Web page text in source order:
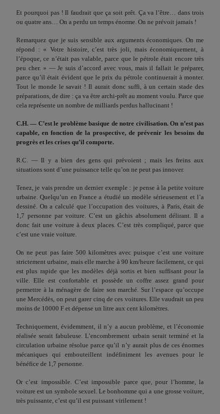
Et pourquoi pas ! Il faudrait que ça soit prêt. Ça va l’être… dans trois
ou quatre ans… On a perdu un temps énorme. On ne prévoit jamais !
Remarquez que je suis sensible aux arguments économiques. On me
répond : « Votre histoire, c’est très joli, mais économiquement, à
l’époque, ce n’était pas valable, parce que le pétrole était encore très
peu cher. » — Je suis d’accord avec vous, mais il fallait le préparer,
parce qu’il était évident que le prix du pétrole continuerait à monter.
Tout le monde le savait ! Il aurait donc suffi, à un certain stade des
préparations, de dire : ça va être archi-prêt au moment voulu. Parce que
cela représente un nombre de milliards perdus hallucinant !
C.H. — C’est le problème basique de notre civilisation. On n’est pas
capable, en fonction de la prospective, de prévenir les besoins du
progrès et les crises qu’il comporte.
R.C. — Il y a bien des gens qui prévoient ; mais les freins aux
situations sont d’une puissance telle qu’on ne peut pas innover.
Tenez, je vais prendre un dernier exemple : je pense à la petite voiture
urbaine. Quelqu’un en France a étudié un modèle sérieusement et l’a
dessiné. On a calculé que l’occupation des voitures, à Paris, était de
1,7 personne par voiture. C’est un gâchis absolument déli­rant. Il a
donc fait une voiture à deux places. C’est très compli­qué, parce que
c’est une vraie voiture.
On ne peut pas faire 500 kilomètres avec puisque c’est une voiture
strictement urbaine, mais elle marche à 90 km/heure facilement, ce qui
est plus rapide que les modèles déjà sortis et bien suffisant pour la
ville. Elle est confortable et possède un coffre assez grand pour
permettre à la ménagère de faire son marché. Sur l’espace qu’occupe
une Mercédès, on peut garer cinq de ces voitures. Elle vaudrait un peu
moins de 10000 F et dépense un litre aux cent kilomètres.
Techniquement, évidemment, il n’y a aucun problème, et l’économie
réalisée serait fabuleuse. L’encombrement urbain serait terminé et la
circulation urbaine résolue parce qu’il n’y aurait plus de ces énormes
mécaniques qui embouteillent indé­finiment les avenues pour le
bénéfice de 1,7 personne.
Or c’est impossible. C’est impossible parce que, pour l’homme, la
voiture est un symbole sexuel. Le bonhomme qui a une grosse voiture,
très puissante, c’est qu’il est puissant virilement !